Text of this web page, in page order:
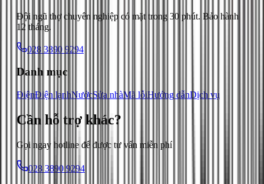
Đội ngũ thợ chuyên nghiệp có mặt trong 30 phút. Bảo hành
12 tháng.
028 3890 9294
Danh mục
ĐiệnĐiện lạnhNướcSửa nhàMã lỗiHướng dẫnDịch vụ
Cần hỗ trợ khác?
Gọi ngay hotline để được tư vấn miễn phí
028 3890 9294